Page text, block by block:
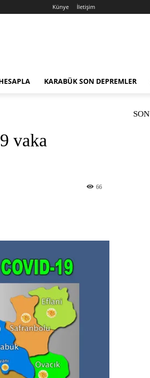
Künye İletişim
KARABÜK SON DEPREMLER
vaka
66